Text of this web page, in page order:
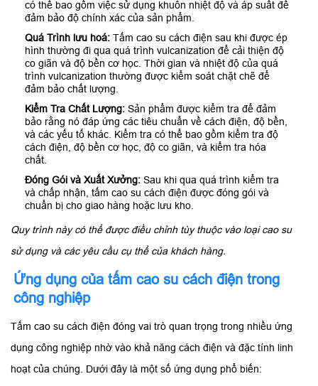
có thể bao gồm việc sử dụng khuôn nhiệt độ và áp suất để
đảm bảo độ chính xác của sản phẩm.
Quá Trình lưu hoá: Tấm cao su cách điện sau khi được ép
hình thường đi qua quá trình vulcanization để cải thiện độ
co giãn và độ bền cơ học. Thời gian và nhiệt độ của quá
trình vulcanization thường được kiểm soát chặt chẽ để
đảm bảo chất lượng.
Kiểm Tra Chất Lượng: Sản phẩm được kiểm tra để đảm
bảo rằng nó đáp ứng các tiêu chuẩn về cách điện, độ bền,
và các yếu tố khác. Kiểm tra có thể bao gồm kiểm tra độ
cách điện, độ bền cơ học, độ co giãn, và kiểm tra hóa
chất.
Đóng Gói và Xuất Xưởng: Sau khi qua quá trình kiểm tra
và chấp nhận, tấm cao su cách điện được đóng gói và
chuẩn bị cho giao hàng hoặc lưu kho.
Quy trình này có thể được điều chỉnh tùy thuộc vào loại cao su
sử dụng và các yêu cầu cụ thể của khách hàng.
Ứng dụng của tấm cao su cách điện trong
công nghiệp
Tấm cao su cách điện đóng vai trò quan trọng trong nhiều ứng
dụng công nghiệp nhờ vào khả năng cách điện và đặc tính linh
hoạt của chúng. Dưới đây là một số ứng dụng phổ biến: